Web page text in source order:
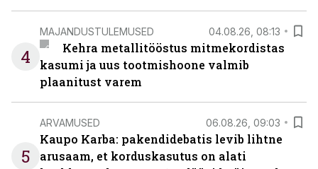
4
MAJANDUSTULEMUSED 04.08.26, 08:13
Kehra metallitööstus mitmekordistas
kasumi ja uus tootmishoone valmib
plaanitust varem
5
ARVAMUSED 06.08.26, 09:03
Kaupo Karba: pakendidebatis levib lihtne
arusaam, et korduskasutus on alati